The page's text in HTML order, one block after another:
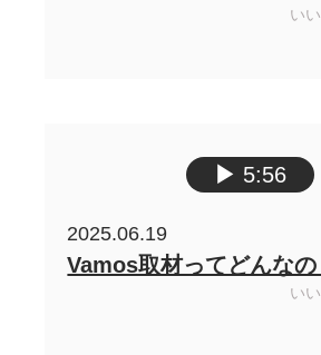
い
▶︎ 5:56
2025.06.19
Vamos取材ってどんなの
い